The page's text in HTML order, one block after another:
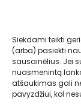
Siekdami teikti
(arba) pasiekti
sausainėlius. Jei
nuasmenintą
atšaukimas gali
pavyzdžiui, kol
Gedimino
Tel. +370
El. paštas: